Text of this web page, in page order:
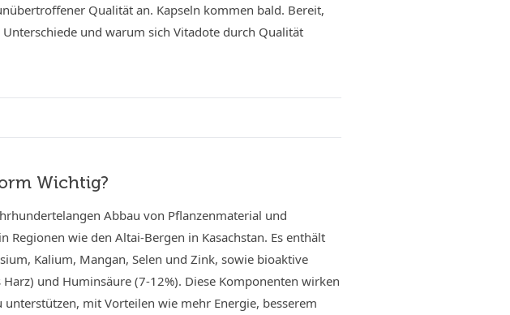
Qualität an. Kapseln kommen bald. Bereit,
und warum sich Vitadote durch Qualität
Wichtig?
Abbau von Pflanzenmaterial und
wie den Altai-Bergen in Kasachstan. Es enthält
Kalium, Mangan, Selen und Zink, sowie bioaktive
und Huminsäure (7-12%). Diese Komponenten wirken
mit Vorteilen wie mehr Energie, besserem